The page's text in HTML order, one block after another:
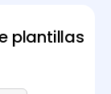
plan de
plantillas